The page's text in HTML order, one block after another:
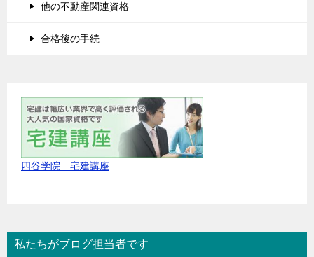
他の不動産関連資格
合格後の手続
四谷学院 宅建講座
私たちがブログ担当者です